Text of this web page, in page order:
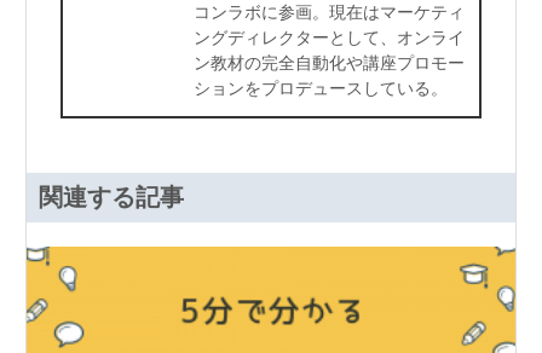
コンラボに参画。現在はマーケティ
ングディレクターとして、オンライ
ン教材の完全自動化や講座プロモー
ションをプロデュースしている。
関連する記事